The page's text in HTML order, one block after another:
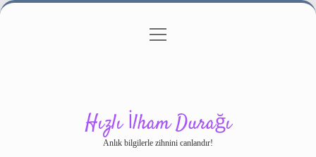
Gizlilik Politikası
menüyü
Hızlı İlham Durağı
Anlık bilgilerle zihnini canlandır!